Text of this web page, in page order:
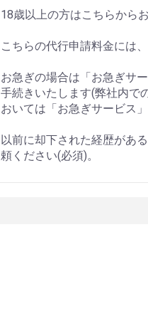
18歳以上の方はこちらから
こちらの代行申請料金には
お急ぎの場合は「お急ぎサ
手続きいたします(弊社内で
おいては「お急ぎサービス」
以前に却下された経歴があ
頼ください(必須)。